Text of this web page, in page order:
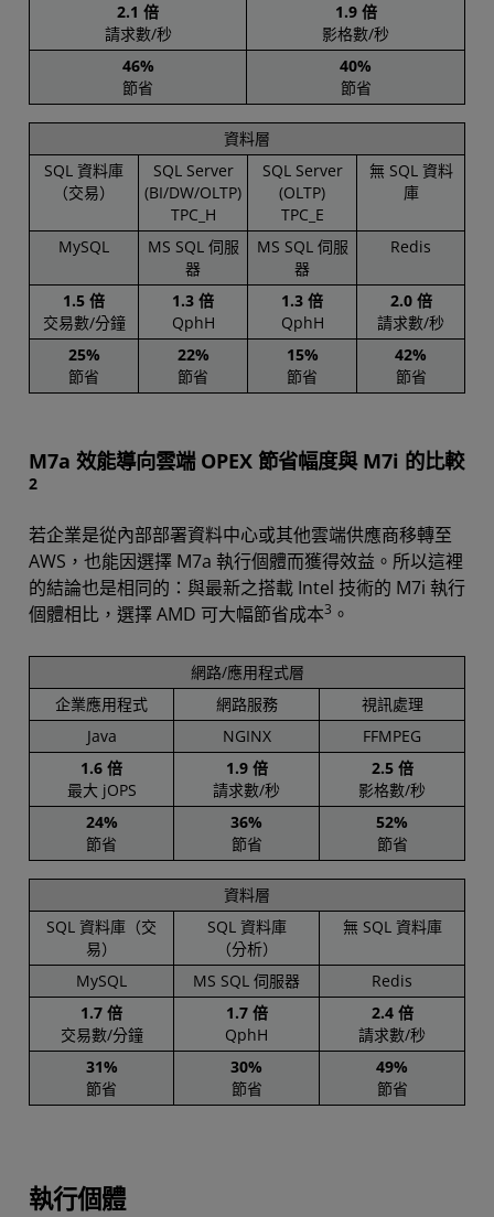
2.1 倍
請求數/秒
1.9 倍
影格數/秒
46%
節省
40%
節省
資料層
SQL 資料庫
（交易）
SQL Server
(BI/DW/OLTP)
TPC_H
SQL Server
(OLTP)
TPC_E
無 SQL 資料
庫
MySQL
MS SQL 伺服
器
MS SQL 伺服
器
Redis
1.5 倍
交易數/分鐘
1.3 倍
QphH
1.3 倍
QphH
2.0 倍
請求數/秒
25%
節省
22%
節省
15%
節省
42%
節省
M7a 效能導向雲端 OPEX 節省幅度與 M7i 的比較
2
若企業是從內部部署資料中心或其他雲端供應商移轉至
AWS，也能因選擇 M7a 執行個體而獲得效益。所以這裡
的結論也是相同的：與最新之搭載 Intel 技術的 M7i 執行
個體相比，選擇 AMD 可大幅節省成本3 。
網路/應用程式層
企業應用程式
網路服務
視訊處理
Java
NGINX
FFMPEG
1.6 倍
最大 jOPS
1.9 倍
請求數/秒
2.5 倍
影格數/秒
24%
節省
36%
節省
52%
節省
資料層
SQL 資料庫（交
易）
SQL 資料庫
（分析）
無 SQL 資料庫
MySQL MS SQL 伺服器
Redis
1.7 倍
交易數/分鐘
1.7 倍
QphH
2.4 倍
請求數/秒
31%
節省
30%
節省
49%
節省
執行個體